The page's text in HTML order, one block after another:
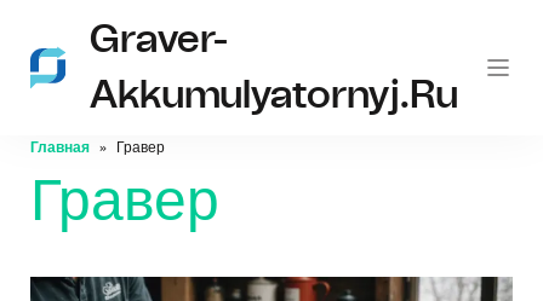
Graver-
Akkumulyatornyj.ru
Главная Гравер
Гравер